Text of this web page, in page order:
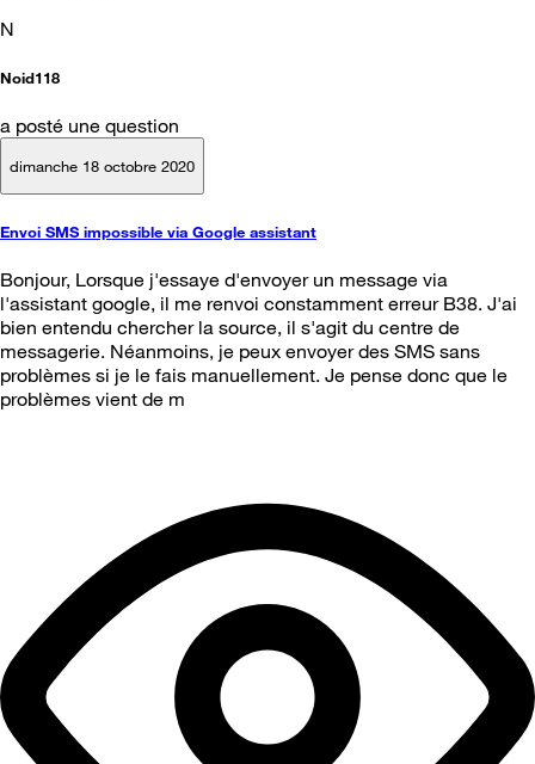
N
Noid118
a posté une question
dimanche 18 octobre 2020
Envoi SMS impossible via Google assistant
Bonjour, Lorsque j'essaye d'envoyer un message via
l'assistant google, il me renvoi constamment erreur B38. J'ai
bien entendu chercher la source, il s'agit du centre de
messagerie. Néanmoins, je peux envoyer des SMS sans
problèmes si je le fais manuellement. Je pense donc que le
problèmes vient de m